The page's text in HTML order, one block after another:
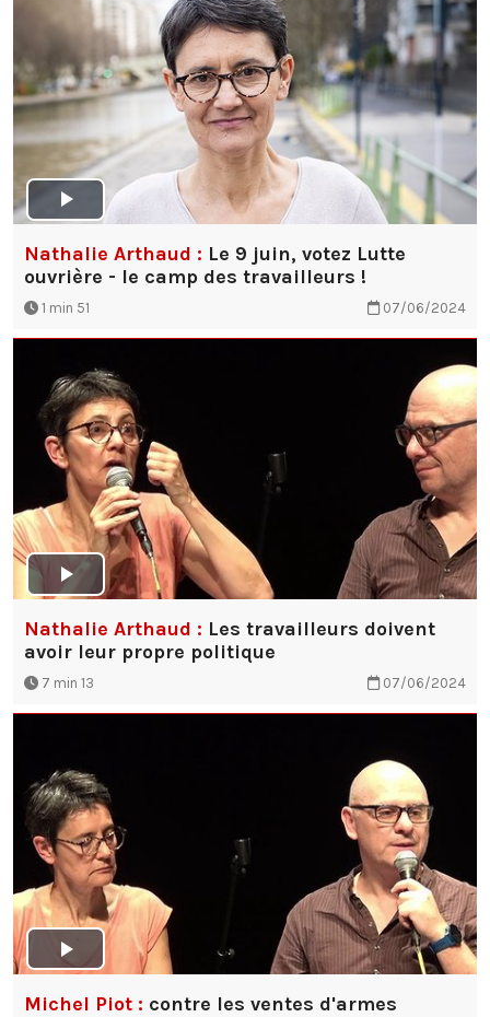
Nathalie Arthaud : Le 9 juin, votez Lutte
ouvrière - le camp des travailleurs !
1 min 51 07/06/2024
Nathalie Arthaud : Les travailleurs doivent
avoir leur propre politique
7 min 13 07/06/2024
Michel Piot : contre les ventes d'armes